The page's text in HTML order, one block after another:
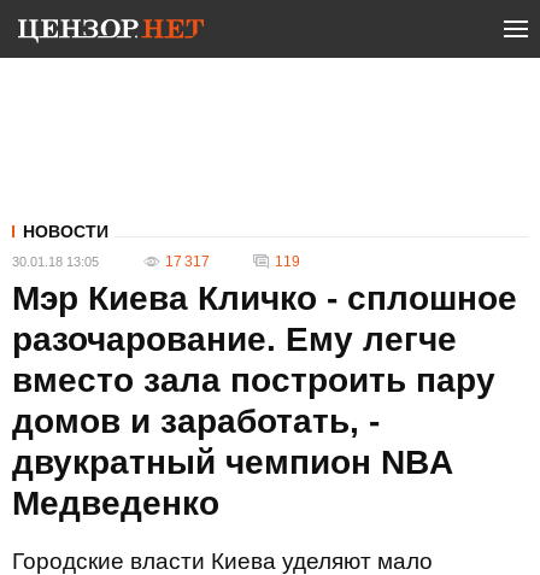
НОВОСТИ
30.01.18 13:05 17 317 119
Мэр Киева Кличко - сплошное
разочарование. Ему легче
вместо зала построить пару
домов и заработать, -
двукратный чемпион NBA
Медведенко
Городские власти Киева уделяют мало